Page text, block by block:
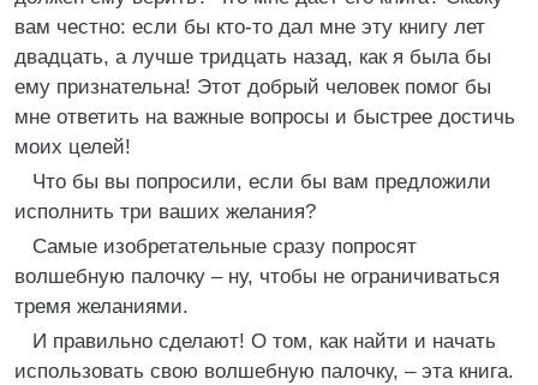
вам честно: если бы кто-то дал мне эту книгу лет
двадцать, а лучше тридцать назад, как я была бы
ему признательна! Этот добрый человек помог бы
мне ответить на важные вопросы и быстрее достичь
моих целей!
Что бы вы попросили, если бы вам предложили
исполнить три ваших желания?
Самые изобретательные сразу попросят
волшебную палочку – ну, чтобы не ограничиваться
тремя желаниями.
И правильно сделают! О том, как найти и начать
использовать свою волшебную палочку, – эта книга.